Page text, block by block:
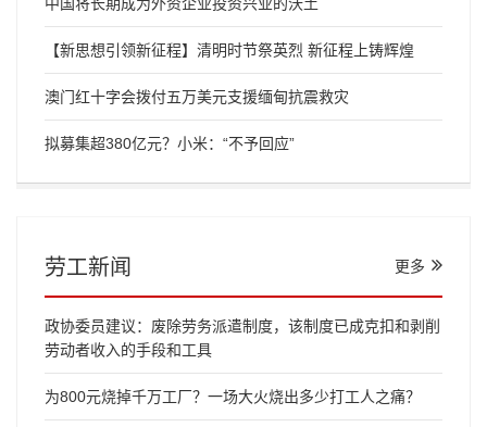
【新思想引领新征程】清明时节祭英烈 新征程上铸辉煌
澳门红十字会拨付五万美元支援缅甸抗震救灾
拟募集超380亿元？小米：“不予回应”
劳工新闻 更多
政协委员建议：废除劳务派遣制度，该制度已成克扣和剥削
劳动者收入的手段和工具
为800元烧掉千万工厂？一场大火烧出多少打工人之痛？